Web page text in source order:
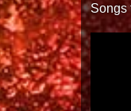
Songs